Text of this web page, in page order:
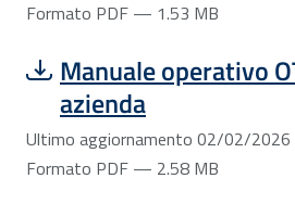
Formato PDF — 1.53 MB
Scarica file:
Manuale operativo
azienda
Formato PDF —
Ultimo aggiornamento 02/02/2026
Formato PDF — 2.58 MB